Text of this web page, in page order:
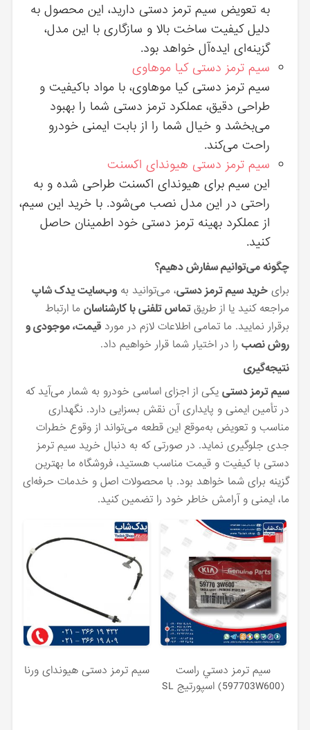
به تعویض سیم ترمز دستی دارید، این محصول به
دلیل کیفیت ساخت بالا و سازگاری با این مدل،
گزینه‌ای ایده‌آل خواهد بود.
سیم ترمز دستی کیا موهاوی
سیم ترمز دستی کیا موهاوی، با مواد باکیفیت و
طراحی دقیق، عملکرد ترمز دستی شما را بهبود
می‌بخشد و خیال شما را از بابت ایمنی خودرو
راحت می‌کند.
سیم ترمز دستی هیوندای اکسنت
این سیم برای هیوندای اکسنت طراحی شده و به
راحتی در این مدل نصب می‌شود. با خرید این سیم،
از عملکرد بهینه ترمز دستی خود اطمینان حاصل
کنید.
چگونه می‌توانیم سفارش دهیم؟
برایخرید سیم ترمز دستی، می‌توانید بهوب‌سایت یدک شاپ
مراجعه کنید یا از طریقتماس تلفنی با کارشناسان ما ارتباط
برقرار نمایید. ما تمامی اطلاعات لازم در موردقیمت، موجودی و
روش نصب را در اختیار شما قرار خواهیم داد.
نتیجه‌گیری
سیم ترمز دستی یکی از اجزای اساسی خودرو به شمار می‌آید که
در تأمین ایمنی و پایداری آن نقش بسزایی دارد. نگهداری
مناسب و تعویض به‌موقع این قطعه می‌تواند از وقوع خطرات
جدی جلوگیری نماید. در صورتی که به دنبال خرید سیم ترمز
دستی با کیفیت و قیمت مناسب هستید، فروشگاه ما بهترین
گزینه برای شما خواهد بود. با محصولات اصل و خدمات حرفه‌ای
ما، ایمنی و آرامش خاطر خود را تضمین کنید.
سيم ترمز دستي راست
(597703W600) اسپورتیج SL
سیم ترمز دستی هیوندای ورنا